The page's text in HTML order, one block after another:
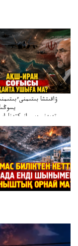
ۋاقىتشا